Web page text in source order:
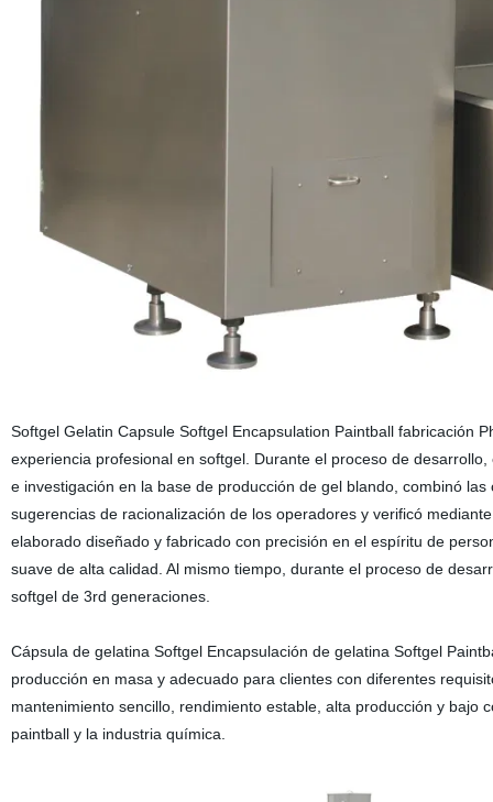
Softgel Gelatin Capsule Softgel Encapsulation Paintball fabricación
experiencia profesional en softgel. Durante el proceso de
e investigación en la base de producción de gel blando, combinó
sugerencias de racionalización de los operadores y verificó
elaborado diseñado y fabricado con precisión en el espíritu de
suave de alta calidad. Al mismo tiempo, durante el proceso de
softgel de 3rd generaciones.
Cápsula de gelatina Softgel Encapsulación de gelatina Softgel
producción en masa y adecuado para clientes con diferentes
mantenimiento sencillo, rendimiento estable, alta producción y
paintball y la industria química.